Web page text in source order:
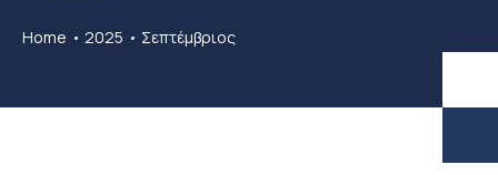
Home 2025 Σεπτέμβριος